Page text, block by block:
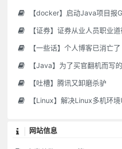
【docker】启动Java项目报
【证券】证券从业人员职业
【一些话】个人博客已消亡了
【Java】为了买官翻机而写
【吐槽】腾讯又卸磨杀驴
【Linux】解决Linux多机环境
网站信息